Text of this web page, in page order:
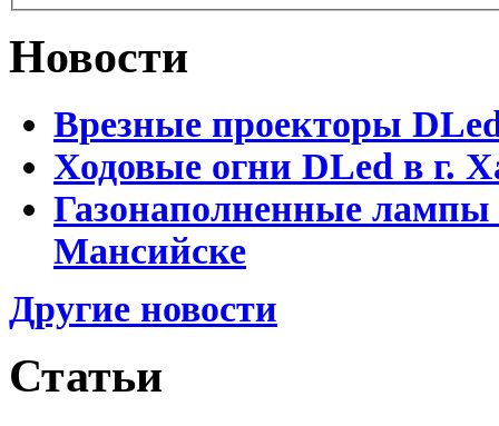
Новости
Врезные проекторы
Ходовые огни DLed в г.
Газонаполненные
Мансийске
Другие новости
Статьи